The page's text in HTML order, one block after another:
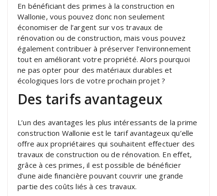
En bénéficiant des primes à la construction en
Wallonie, vous pouvez donc non seulement
économiser de l’argent sur vos travaux de
rénovation ou de construction, mais vous pouvez
également contribuer à préserver l’environnement
tout en améliorant votre propriété. Alors pourquoi
ne pas opter pour des matériaux durables et
écologiques lors de votre prochain projet ?
Des tarifs avantageux
L’un des avantages les plus intéressants de la prime
construction Wallonie est le tarif avantageux qu’elle
offre aux propriétaires qui souhaitent effectuer des
travaux de construction ou de rénovation. En effet,
grâce à ces primes, il est possible de bénéficier
d’une aide financière pouvant couvrir une grande
partie des coûts liés à ces travaux.